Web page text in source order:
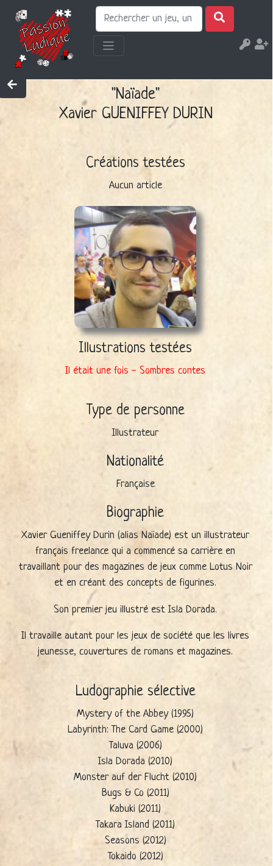
"Naïade"
Xavier GUENIFFEY DURIN
Créations testées
Aucun article
Illustrations testées
Il était une fois - Sombres contes
Type de personne
Illustrateur
Nationalité
Française
Biographie
Xavier Gueniffey Durin (alias Naïade) est un illustrateur
français freelance qui a commencé sa carrière en
travaillant pour des magazines de jeux comme Lotus Noir
et en créant des concepts de figurines.
Son premier jeu illustré est Isla Dorada.
Il travaille autant pour les jeux de société que les livres
jeunesse, couvertures de romans et magazines.
Ludographie sélective
Mystery of the Abbey (1995)
Labyrinth: The Card Game (2000)
Taluva (2006)
Isla Dorada (2010)
Monster auf der Flucht (2010)
Bugs & Co (2011)
Kabuki (2011)
Takara Island (2011)
Seasons (2012)
Tokaido (2012)